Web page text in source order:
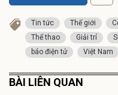
Tin tức Thế giới
Thể thao
Giải trí
báo điện tử
Việt Nam
BÀI LIÊN QUAN